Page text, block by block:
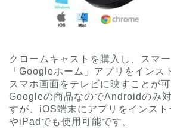
クロームキャストを購入し、スマ
「Googleホーム」アプリをインス
スマホ画面をテレビに映すことが可
Googleの商品なのでAndroidのみ
すが、iOS端末にアプリをインス
やiPadでも使用可能です。